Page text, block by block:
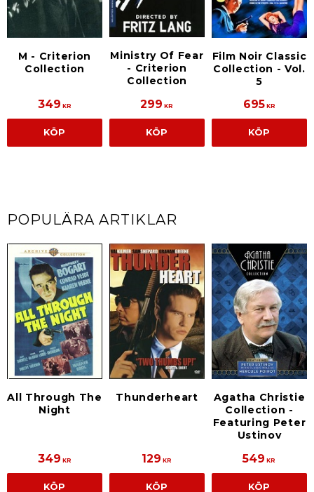
M - Criterion
Collection
349 KR
KÖP
Ministry Of Fear
- Criterion
Collection
299 KR
KÖP
Film Noir Classic
Collection - Vol.
5
695KR
KÖP
POPULÄRA ARTIKLAR
All Through The
Night
349 KR
KÖP
Thunderheart
129 KR
KÖP
Agatha Christie
Collection -
Featuring Peter
Ustinov
549 KR
KÖP